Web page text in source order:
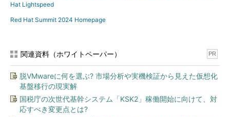
Hat Lightspeed
Red Hat Summit 2024 Homepage
関連資料（ホワイトペーパー） PR
脱VMwareに何を選ぶ? 市場分析や実機検証から見えた仮想化
基盤移行の現実解
国税庁の次世代基幹システム「KSK2」稼働開始に向けて、対
応すべき変更点とは?